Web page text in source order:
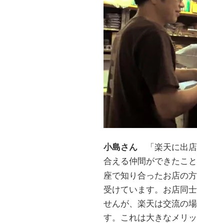
小島さん 「楽天に出店
合える仲間ができたこ
座で知り合ったお店の
受けています。お店同
せんが、楽天は交流の
す。これは大きなメリッ